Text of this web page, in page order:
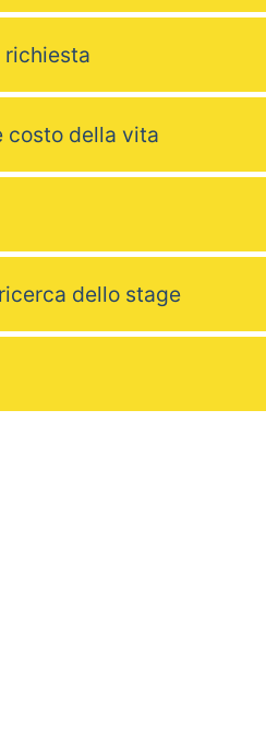
richiesta
costo della vita
dello stage